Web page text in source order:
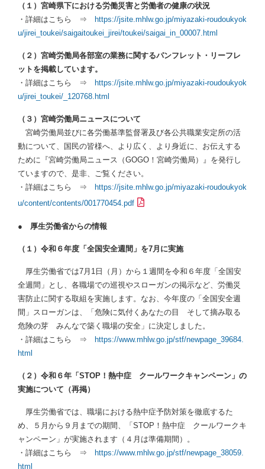
（１）宮崎県下における労働災害と労働者の健康の状況
・詳細はこちら ⇒ https://jsite.mhlw.go.jp/miyazaki-roudoukyok
u/jirei_toukei/saigaitoukei_jirei/toukei/saigai_in_00007.html
（２）宮崎労働局各部室の業務に関するパンフレット・リーフレ
ットを掲載しています。
・詳細はこちら ⇒ https://jsite.mhlw.go.jp/miyazaki-roudoukyok
u/jirei_toukei/_120768.html
（３）宮崎労働局ニュースについて
宮崎労働局並びに各労働基準監督署及び各公共職業安定所の活
動について、国民の皆様へ、より広く、より身近に、お伝えする
ために『宮崎労働局ニュース（GOGO！宮崎労働局）』を発行し
ていますので、是非、ご覧ください。
・詳細はこちら ⇒ https://jsite.mhlw.go.jp/miyazaki-roudoukyok
u/content/contents/001770454.pdf
● 厚生労働省からの情報
（１） 令和６年度「全国安全週間」を7月に実施
厚生労働省では7月1日（月）から１週間を令和６年度「全国安
全週間」とし、各職場での巡視やスローガンの掲示など、労働災
害防止に関する取組を実施します。なお、今年度の「全国安全週
間」スローガンは、「危険に気付くあなたの目 そして摘み取る
危険の芽 みんなで築く職場の安全」に決定しました。
・詳細はこちら ⇒ https://www.mhlw.go.jp/stf/newpage_39684.
html
（２） 令和６年「STOP！熱中症 クールワークキャンペーン」 の
実施について（再掲）
厚生労働省では、職場における熱中症予防対策を徹底するた
め、５月から９月までの期間、「STOP！熱中症 クールワークキ
ャンペーン」が実施されます（４月は準備期間）。
・詳細はこちら ⇒ https://www.mhlw.go.jp/stf/newpage_38059.
html